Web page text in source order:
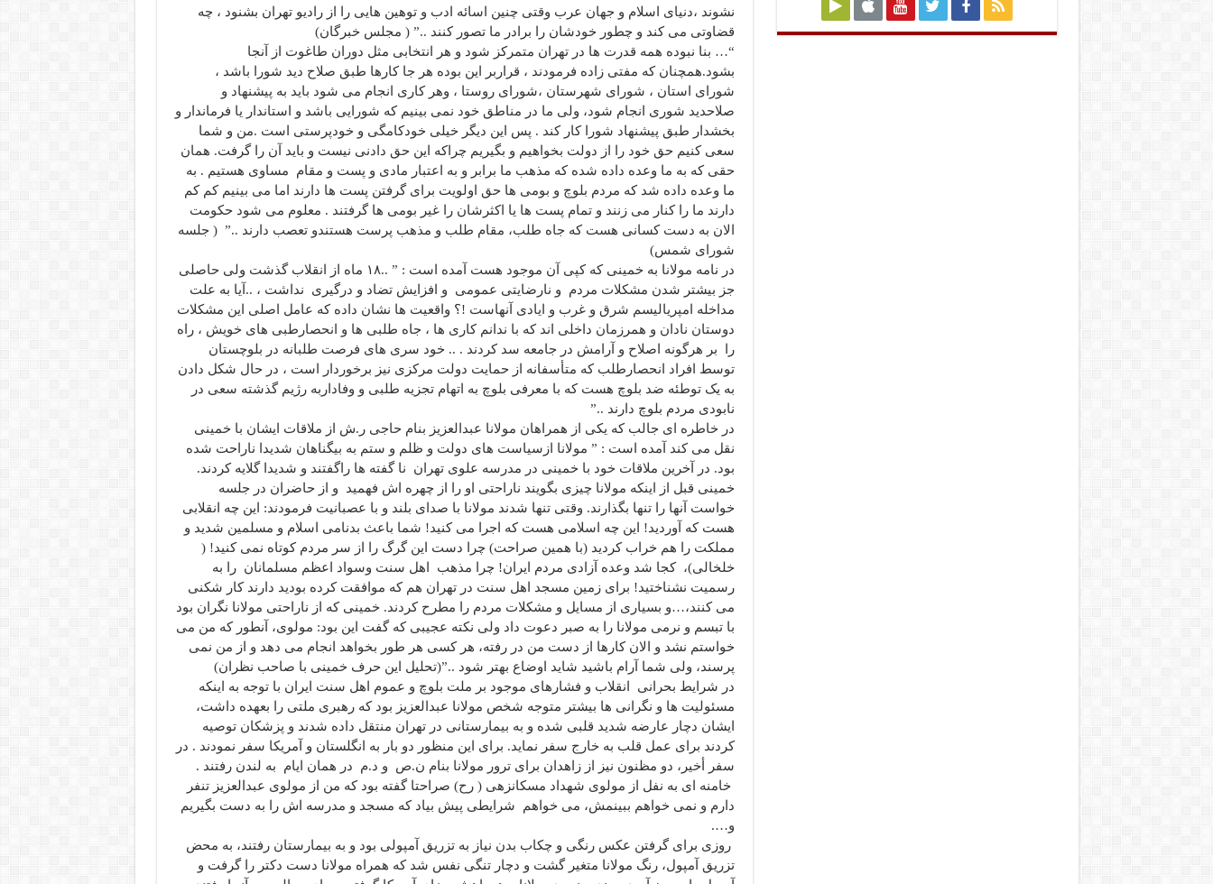
نشوند ،دنیای اسلام و جهان عرب وقتی چنین اسائه ادب و توهین هایی را از رادیو تهران بشنود ، چه
قضاوتی می کند و چطور خودشان را برادر ما تصور کنند ..” ( مجلس خبرگان)
“… بنا نبوده همه قدرت ها در تهران متمرکز شود و هر انتخابی مثل دوران طاغوت از آنجا
بشود.همچنان که مفتی زاده فرمودند ، قراربر این بوده هر جا کارها طبق صلاح دید شورا باشد ،
شورای استان ، شورای شهرستان ،شورای روستا ، وهر کاری انجام می شود باید به پیشنهاد و
صلاحدید شوری انجام شود، ولی ما در مناطق خود نمی بینیم که شورایی باشد و استاندار یا فرماندار و
بخشدار طبق پیشنهاد شورا کار کند . پس این دیگر خیلی خودکامگی و خودپرستی است .من و شما
سعی کنیم حق خود را از دولت بخواهیم و بگیریم چراکه این حق دادنی نیست و باید آن را گرفت. همان
حقی که به ما وعده داده شده که مذهب ما برابر و به اعتبار مادی و پست و مقام مساوی هستیم . به
ما وعده داده شد که مردم بلوچ و بومی ها حق اولویت برای گرفتن پست ها دارند اما می بینیم کم کم
دارند ما را کنار می زنند و تمام پست ها یا اکثرشان را غیر بومی ها گرفتند . معلوم می شود حکومت
الان به دست کسانی هست که جاه طلب، مقام طلب و مذهب پرست هستندو تعصب دارند ..” ( جلسه
شورای شمس)
در نامه مولانا به خمینی که کپی آن موجود هست آمده است : ” ..۱۸ ماه از انقلاب گذشت ولی حاصلی
جز بیشتر شدن مشکلات مردم و نارضایتی عمومی و افزایش تضاد و درگیری نداشت ، ..آیا به علت
مداخله امپریالیسم شرق و غرب و ایادی آنهاست !؟ واقعیت ها نشان داده که عامل اصلی این مشکلات
دوستان نادان و همرزمان داخلی اند که با ندانم کاری ها ، جاه طلبی ها و انحصارطبی های خویش ، راه
را بر هرگونه اصلاح و آرامش در جامعه سد کردند . .. خود سری های فرصت طلبانه در بلوچستان
توسط افراد انحصارطلب که متأسفانه از حمایت دولت مرکزی نیز برخوردار است ، در حال شکل دادن
به یک توطئه ضد بلوچ هست که با معرفی بلوچ به اتهام تجزیه طلبی و وفاداربه رژیم گذشته سعی در
نابودی مردم بلوچ دارند ..”
در خاطره ای جالب که یکی از همراهان مولانا عبدالعزیز بنام حاجی ر.ش از ملاقات ایشان با خمینی
نقل می کند آمده است : ” مولانا ازسیاست های دولت و ظلم و ستم به بیگناهان شدیدا ناراحت شده
بود. در آخرین ملاقات خود با خمینی در مدرسه علوی تهران نا گفته ها راگفتند و شدیدا گلایه کردند.
خمینی قبل از اینکه مولانا چیزی بگویند ناراحتی او را از چهره اش فهمید و از حاضران در جلسه
خواست آنها را تنها بگذارند. وقتی تنها شدند مولانا با صدای بلند و با عصبانیت فرمودند: این چه انقلابی
هست که آوردید! این چه اسلامی هست که اجرا می کنید! شما باعث بدنامی اسلام و مسلمین شدید و
مملکت را هم خراب کردید (با همین صراحت) چرا دست این گرگ را از سر مردم کوتاه نمی کنید! (
خلخالی)، کجا شد وعده آزادی مردم ایران! چرا مذهب اهل سنت وسواد اعظم مسلمانان را به
رسمیت نشناختید! برای زمین مسجد اهل سنت در تهران هم که موافقت کرده بودید دارند کار شکنی
می کنند،…و بسیاری از مسایل و مشکلات مردم را مطرح کردند. خمینی که از ناراحتی مولانا نگران بود
با تبسم و نرمی مولانا را به صبر دعوت داد ولی نکته عجیبی که گفت این بود: مولوی، آنطور که من می
خواستم نشد و الان کارها از دست من در رفته، هر کسی هر طور بخواهد انجام می دهد و از من نمی
پرسند، ولی شما آرام باشید شاید اوضاع بهتر شود ..”(تحلیل این حرف خمینی با صاحب نظران)
در شرایط بحرانی انقلاب و فشارهای موجود بر ملت بلوچ و عموم اهل سنت ایران با توجه به اینکه
مسئولیت ها و نگرانی ها بیشتر متوجه شخص مولانا عبدالعزیز بود که رهبری ملتی را بعهده داشت،
ایشان دچار عارضه شدید قلبی شده و به بیمارستانی در تهران منتقل داده شدند و پزشکان توصیه
کردند برای عمل قلب به خارج سفر نماید. برای این منظور دو بار به انگلستان و آمریکا سفر نمودند . در
سفر أخیر، دو مظنون نیز از زاهدان برای ترور مولانا بنام ن.ص و د.م در همان ایام به لندن رفتند .
خامنه ای به نفل از مولوی شهداد مسکانزهی ( رح) صراحتا گفته بود که من از مولوی عبدالعزیز تنفر
دارم و نمی خواهم ببینمش، می خواهم شرایطی پیش بیاد که مسجد و مدرسه اش را به دست بگیریم
و….
روزی برای گرفتن عکس رنگی و چکاب بدن نیاز به تزریق آمپولی بود و به بیمارستان رفتند، به محض
تزریق آمپول، رنگ مولانا متغیر گشت و دچار تنگی نفس شد که همراه مولانا دست دکتر را گرفت و